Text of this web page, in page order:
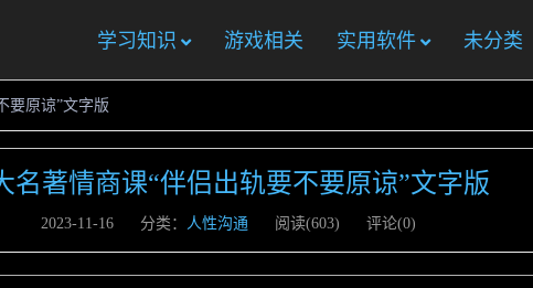
学习知识 游戏相关 实用软件 未分类
要原谅”文字版
名著情商课“伴侣出轨要不要原谅”文字版
2023-11-16 分类： 人性沟通 阅读(603) 评论(0)